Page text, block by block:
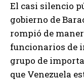
El casi silencio
gobierno de
rompió de
funcionarios de
grupo de
que Venezuela